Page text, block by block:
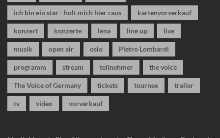
ich bin ein star - holt mich hier raus kartenvorverkauf
konzert konzerte lena line up live
musik open air oslo Pietro Lombardi
programm stream teilnehmer the voice
The Voice of Germany tickets tournee trailer
tv video vorverkauf